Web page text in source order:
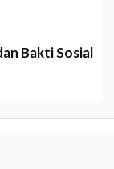
Bakti Sosial